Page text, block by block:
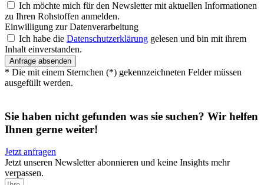
Ich möchte mich für den Newsletter mit aktuellen Informationen
zu Ihren Rohstoffen anmelden.
Einwilligung zur Datenverarbeitung
Ich habe die Datenschutzerklärung gelesen und bin mit ihrem
Inhalt einverstanden.
Anfrage absenden
* Die mit einem Sternchen (*) gekennzeichneten Felder müssen
ausgefüllt werden.
Sie haben nicht gefunden was sie suchen? Wir helfen
Ihnen gerne weiter!
Jetzt anfragen
Jetzt unseren Newsletter abonnieren und keine Insights mehr
verpassen.